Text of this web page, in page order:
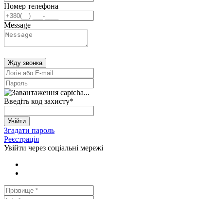
Номер телефона
Message
Жду звонка
Введіть код захисту*
Увійти
Згадати пароль
Реєстрація
Увійти через соціальні мережі